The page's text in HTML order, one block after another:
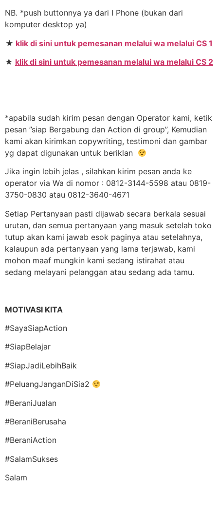
NB. *push buttonnya ya dari I Phone (bukan dari
komputer desktop ya)
★ klik di sini untuk pemesanan melalui wa melalui CS 1
★ klik di sini untuk pemesanan melalui wa melalui CS 2
*apabila sudah kirim pesan dengan Operator kami, ketik
pesan ”siap Bergabung dan Action di group”, Kemudian
kami akan kirimkan copywriting, testimoni dan gambar
yg dapat digunakan untuk beriklan
Jika ingin lebih jelas , silahkan kirim pesan anda ke
operator via Wa di nomor : 0812-3144-5598 atau 0819-
3750-0830 atau 0812-3640-4671
Setiap Pertanyaan pasti dijawab secara berkala sesuai
urutan, dan semua pertanyaan yang masuk setelah toko
tutup akan kami jawab esok paginya atau setelahnya,
kalaupun ada pertanyaan yang lama terjawab, kami
mohon maaf mungkin kami sedang istirahat atau
sedang melayani pelanggan atau sedang ada tamu.
MOTIVASI KITA
#SayaSiapAction
#SiapBelajar
#SiapJadiLebihBaik
#PeluangJanganDiSia2
#BeraniJualan
#BeraniBerusaha
#BeraniAction
#SalamSukses
Salam